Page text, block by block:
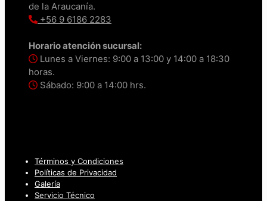
de la Araucanía.
+56 9 6186 2283
Horario atención sucursal:
Lunes a Viernes: 9:00 a 13:00 y 14:00 a 18:30
horas.
Sábado: 9:00 a 14:00 hrs.
Términos y Condiciones
Políticas de Privacidad
Galería
Servicio Técnico